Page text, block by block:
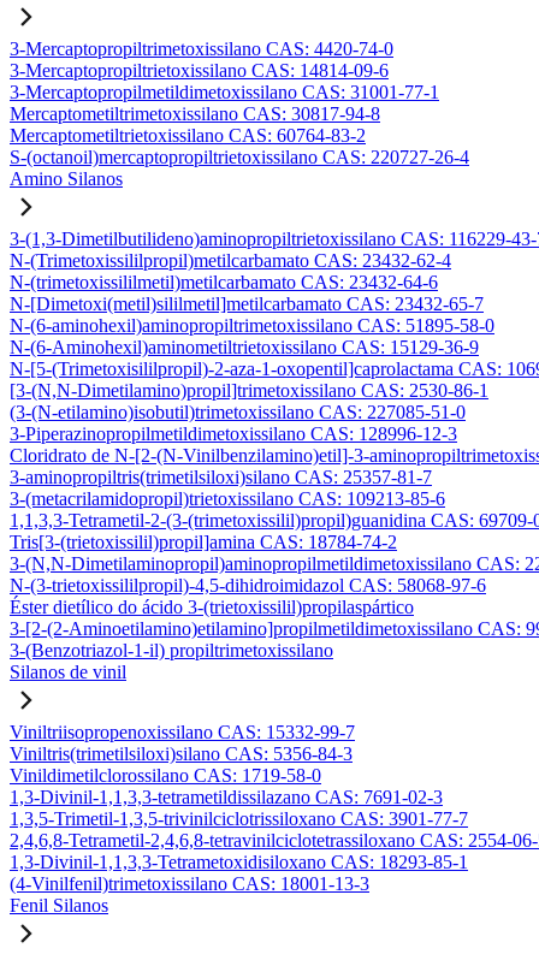
3-Mercaptopropiltrimetoxissilano CAS: 4420-74-0
3-Mercaptopropiltrietoxissilano CAS: 14814-09-6
3-Mercaptopropilmetildimetoxissilano CAS: 31001-77-1
Mercaptometiltrimetoxissilano CAS: 30817-94-8
Mercaptometiltrietoxissilano CAS: 60764-83-2
S-(octanoil)mercaptopropiltrietoxissilano CAS: 220727-26-4
Amino Silanos
3-(1,3-Dimetilbutilideno)aminopropiltrietoxissilano CAS: 116229-
N-(Trimetoxissililpropil)metilcarbamato CAS: 23432-62-4
N-(trimetoxissililmetil)metilcarbamato CAS: 23432-64-6
N-[Dimetoxi(metil)sililmetil]metilcarbamato CAS: 23432-65-7
N-(6-aminohexil)aminopropiltrimetoxissilano CAS: 51895-58-0
N-(6-Aminohexil)aminometiltrietoxissilano CAS: 15129-36-9
N-[5-(Trimetoxisililpropil)-2-aza-1-oxopentil]caprolactama CAS:
[3-(N,N-Dimetilamino)propil]trimetoxissilano CAS: 2530-86-1
(3-(N-etilamino)isobutil)trimetoxissilano CAS: 227085-51-0
3-Piperazinopropilmetildimetoxissilano CAS: 128996-12-3
Cloridrato de N-[2-(N-Vinilbenzilamino)etil]-3-
3-aminopropiltris(trimetilsiloxi)silano CAS: 25357-81-7
3-(metacrilamidopropil)trietoxissilano CAS: 109213-85-6
1,1,3,3-Tetrametil-2-(3-(trimetoxissilil)propil)guanidina CAS: 69709-
Tris[3-(trietoxissilil)propil]amina CAS: 18784-74-2
3-(N,N-Dimetilaminopropil)aminopropilmetildimetoxissilano CAS:
N-(3-trietoxissililpropil)-4,5-dihidroimidazol CAS: 58068-97-6
Éster dietílico do ácido 3-(trietoxissilil)propilaspártico
3-[2-(2-Aminoetilamino)etilamino]propilmetildimetoxissilano CAS:
3-(Benzotriazol-1-il) propiltrimetoxissilano
Silanos de vinil
Viniltriisopropenoxissilano CAS: 15332-99-7
Viniltris(trimetilsiloxi)silano CAS: 5356-84-3
Vinildimetilclorossilano CAS: 1719-58-0
1,3-Divinil-1,1,3,3-tetrametildissilazano CAS: 7691-02-3
1,3,5-Trimetil-1,3,5-trivinilciclotrissiloxano CAS: 3901-77-7
2,4,6,8-Tetrametil-2,4,6,8-tetravinilciclotetrassiloxano CAS: 2554-
1,3-Divinil-1,1,3,3-Tetrametoxidisiloxano CAS: 18293-85-1
(4-Vinilfenil)trimetoxissilano CAS: 18001-13-3
Fenil Silanos